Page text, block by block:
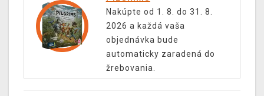
Nakúpte od 1. 8. do 31. 8.
2026 a každá vaša
objednávka bude
automaticky zaradená do
žrebovania.